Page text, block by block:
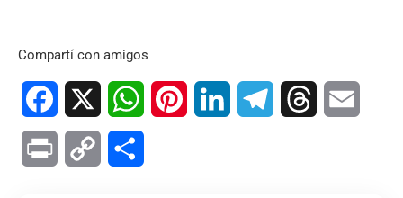
Compartí con amigos
Facebook WhatsAppPinterest LinkedIn TelegramThreads
Print Copy